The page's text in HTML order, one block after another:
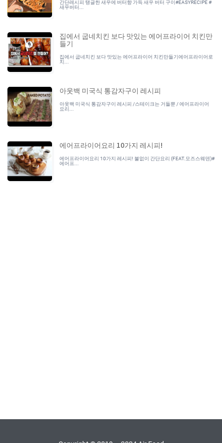
간단레시피 탱글한 새우에 버터향 가득 새우 버터 구이#EASYRECIPE #
새우버터...
집에서 굽네치킨 보다 맛있는 에어프라이어 치킨만
들기
집에서 굽네치킨 보다 맛있는 에어프라이어 치킨만들기에어프라이어로
치...
아웃백 미국식 통감자구이 레시피
아웃백 미국식 통감자구이 레시피 /스테이크는 거들뿐 / 에어프라이어
요리...
에어프라이어요리 10가지 레시피!
에어프라이어요리 10가지 레시피! 불없이 간단요리 (FEAT.모즈스웨덴)#
에어프...